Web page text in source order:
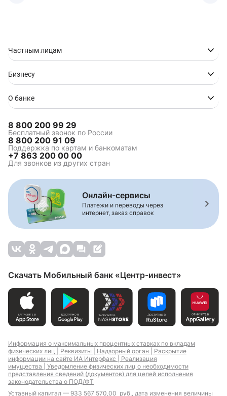
Частным лицам
Бизнесу
О банке
8 800 200 99 29
Бесплатный звонок по России
8 800 200 91 09
Поддержка по картам и банкоматам
+7 863 200 00 00
Для звонков из других стран
Онлайн-сервисы
Платежи и переводы через
интернет, заказ справок
Скачать Мобильный банк «Центр-инвест»
Информация о максимальных процентных ставках по вкладам
физических лиц | Реквизиты | Надзорный орган | Раскрытие
информации на сайте ИА Интерфакс | Реализация
имущества | Уведомление физических лиц о необходимости
представления сведений (документов) для целей исполнения
законодательства о ПОД/ФТ
Уставный капитал — 933 567 570,00 руб., дата изменения величины